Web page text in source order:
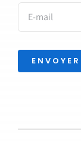
ENVOYER